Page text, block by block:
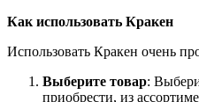
Как использовать Кракен
Использовать Кракен очень
Выберите товар:
приобрести, из